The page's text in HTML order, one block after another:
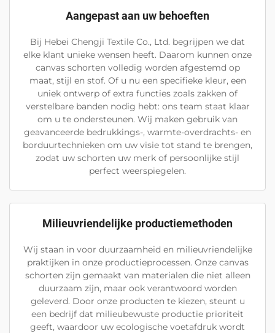
Aangepast aan uw behoeften
Bij Hebei Chengji Textile Co., Ltd. begrijpen we dat
elke klant unieke wensen heeft. Daarom kunnen onze
canvas schorten volledig worden afgestemd op
maat, stijl en stof. Of u nu een specifieke kleur, een
uniek ontwerp of extra functies zoals zakken of
verstelbare banden nodig hebt: ons team staat klaar
om u te ondersteunen. Wij maken gebruik van
geavanceerde bedrukkings-, warmte-overdrachts- en
borduurtechnieken om uw visie tot stand te brengen,
zodat uw schorten uw merk of persoonlijke stijl
perfect weerspiegelen.
Milieuvriendelijke productiemethoden
Wij staan in voor duurzaamheid en milieuvriendelijke
praktijken in onze productieprocessen. Onze canvas
schorten zijn gemaakt van materialen die niet alleen
duurzaam zijn, maar ook verantwoord worden
geleverd. Door onze producten te kiezen, steunt u
een bedrijf dat milieubewuste productie prioriteit
geeft, waardoor uw ecologische voetafdruk wordt